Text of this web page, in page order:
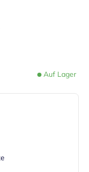
Auf Lager